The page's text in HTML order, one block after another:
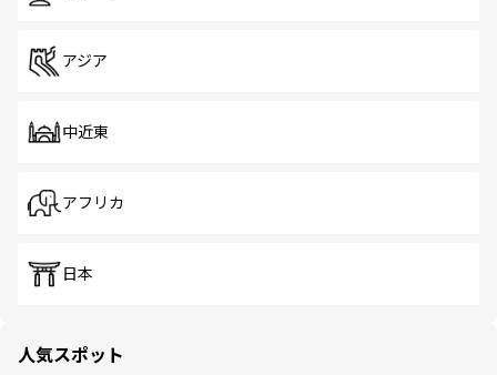
アジア
中近東
アフリカ
日本
人気スポット